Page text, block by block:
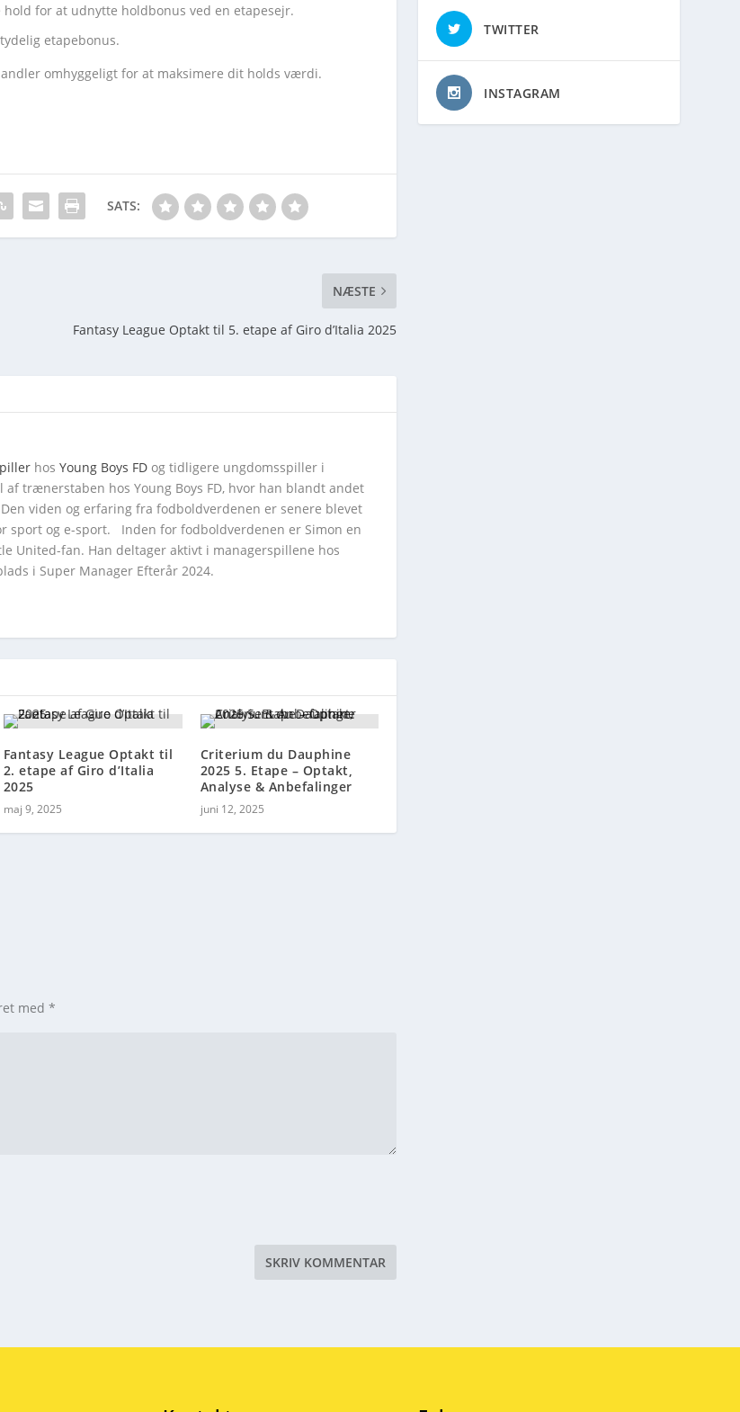
for at udnytte holdbonus ved en etapesejr.
etapebonus.
omhyggeligt for at maksimere dit holds værdi.
SATS:
NÆSTE
Fantasy League Optakt til 5. etape af Giro d’Italia 2025
hosYoung Boys FD og tidligere ungdomsspiller i
trænerstaben hos Young Boys FD, hvor han blandt andet
viden og erfaring fra fodboldverdenen er senere blevet
sport og e-sport. Inden for fodboldverdenen er Simon en
United-fan. Han deltager aktivt i managerspillene hos
i Super Manager Efterår 2024.
Fantasy League Optakt til
2. etape af Giro d’Italia
2025
maj 9, 2025
Criterium du Dauphine
2025 5. Etape – Optakt,
Analyse & Anbefalinger
juni 12, 2025
med*
TWITTER
INSTAGRAM